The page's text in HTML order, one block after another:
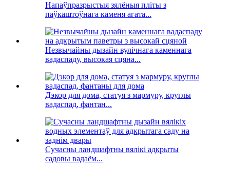
Напаўпразрыстыя зялёныя пліты з
паўкаштоўнага каменя агата...
Незвычайны дызайн вулічнага каменнага
вадаспаду, высокая сцяна...
Дэкор для дома, статуя з мармуру, круглы
вадаспад, фантан...
Сучасны ландшафтны вялікі адкрыты
садовы вадаём...